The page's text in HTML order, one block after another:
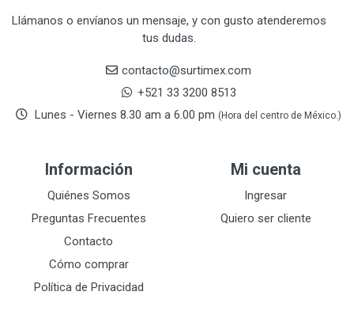
CRAFTSMAN 77
DEWALT ACCESORIOS
DEWALT HTA.MANUAL
DREMEL
E-Z WELD
EATON (COOPER-HARROW HARD)
EATON ROYER
Llámanos o envíanos un mensaje, y con gusto atenderemos
tus dudas.
contacto@surtimex.com
+521 33 3200 8513
Lunes - Viernes 8.30 am a 6.00 pm (Hora del centro de México.)
Información
Quiénes Somos
Preguntas Frecuentes
Contacto
Cómo comprar
Política de Privacidad
Mi cuenta
Ingresar
Quiero ser cliente